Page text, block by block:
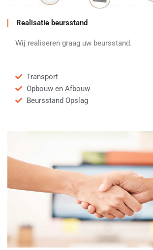
Realisatie beursstand
Wij realiseren graag uw beursstand.
Transport
Opbouw en Afbouw
Beursstand Opslag